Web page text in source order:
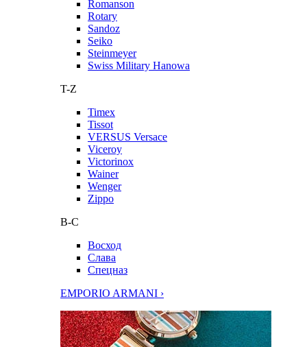
Romanson
Rotary
Sandoz
Seiko
Steinmeyer
Swiss Military Hanowa
T-Z
Timex
Tissot
VERSUS Versace
Viceroy
Victorinox
Wainer
Wenger
Zippo
В-С
Восход
Слава
Спецназ
EMPORIO ARMANI ›